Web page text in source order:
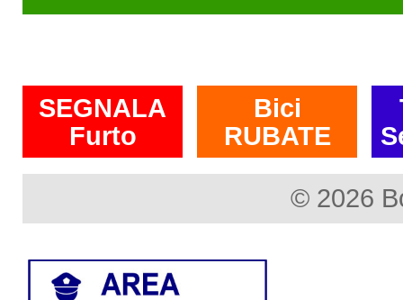
SEGNALA
Furto
Bici
RUBATE
© 2026